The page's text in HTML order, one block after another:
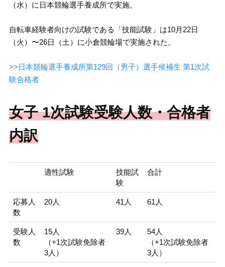
（水）に日本競輪選手養成所で実施。
自転車経験者向けの試験である「技能試験」は10月22日
（火）〜26日（土）に小倉競輪場で実施された。
>>日本競輪選手養成所第129回（男子）選手候補生 第1次試
験合格者
女子 1次試験受験人数・合格者
内訳
適性試験
技能試
験
合計
応募人
数
20人 41人 61人
受験人
数
15人
（+1次試験免除者
3人）
39人
54人
（+1次試験免除者
3人）